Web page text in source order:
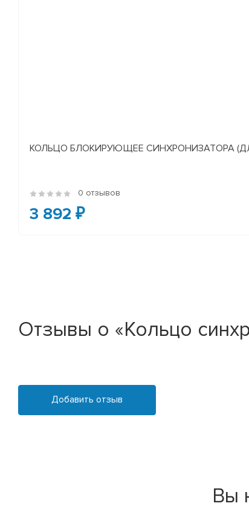
КОЛЬЦО БЛОКИРУЮЩЕЕ СИНХРОНИЗАТОРА
0 отзывов
3 892 ₽
Отзывы о «Кольцо
Добавить отзыв
Вы